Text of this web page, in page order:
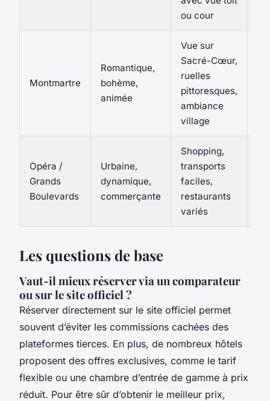
ou cour
Montmartre
Romantique,
bohème,
animée
Vue sur
Sacré-Cœur,
ruelles
pittoresques,
ambiance
village
Opéra /
Grands
Boulevards
Urbaine,
dynamique,
commerçante
Shopping,
transports
faciles,
restaurants
variés
Les questions de base
Vaut-il mieux réserver via un comparateur
ou sur le site officiel ?
Réserver directement sur le site officiel permet
souvent d’éviter les commissions cachées des
plateformes tierces. En plus, de nombreux hôtels
proposent des offres exclusives, comme le tarif
flexible ou une chambre d’entrée de gamme à prix
réduit. Pour être sûr d’obtenir le meilleur prix,